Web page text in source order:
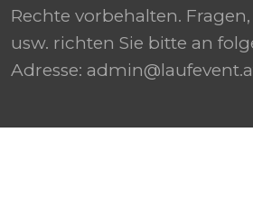
Rechte vorbehalten.
usw. richten Sie bitte an
Adresse: